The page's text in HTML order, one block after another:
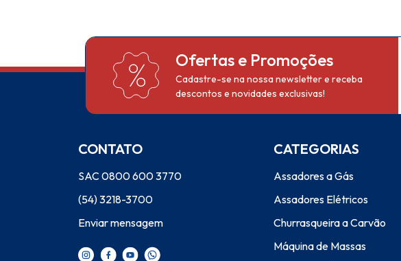
Ofertas e Promoções
Cadastre-se na nossa newsletter e receba
descontos e novidades exclusivas!
CONTATO
SAC 0800 600 3770
(54) 3218-3700
Enviar mensagem
CATEGORIAS
Assadores a Gás
Assadores Elétricos
Churrasqueira a Carvão
Máquina de Massas